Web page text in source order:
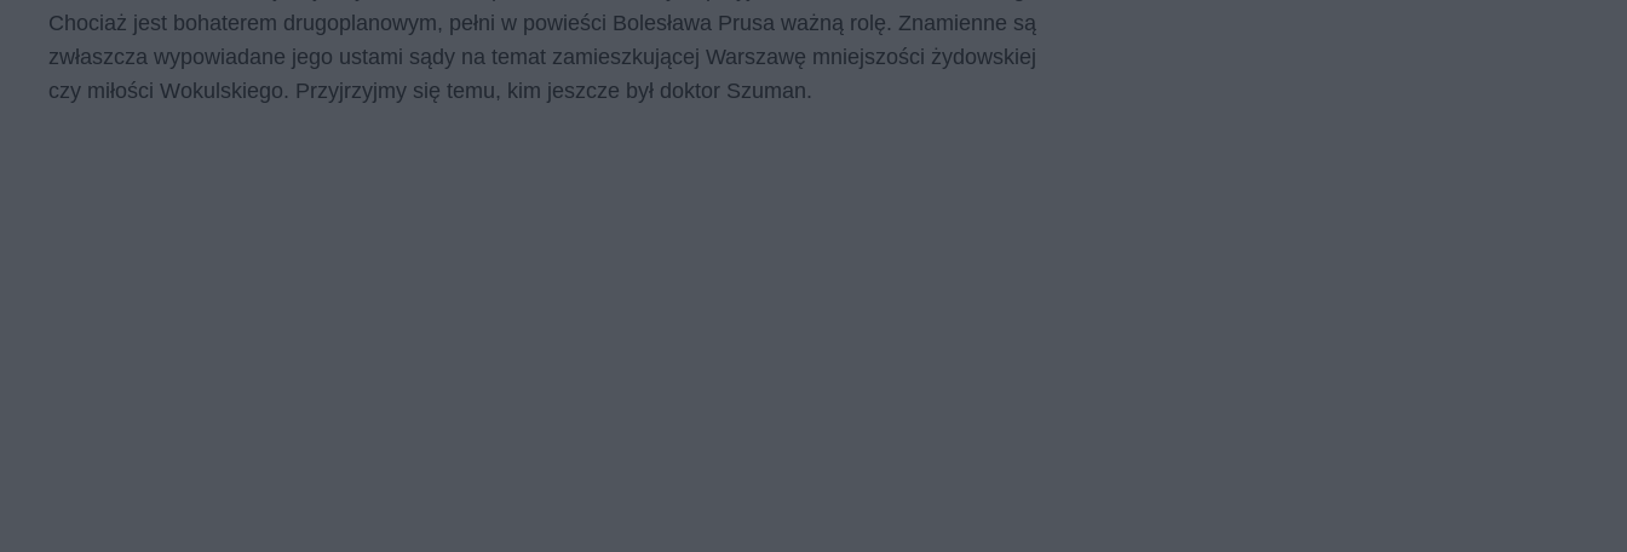
Chociaż jest bohaterem drugoplanowym, pełni w powieści Bolesława Prusa ważną rolę. Znamienne są
zwłaszcza wypowiadane jego ustami sądy na temat zamieszkującej Warszawę mniejszości żydowskiej
czy miłości Wokulskiego. Przyjrzyjmy się temu, kim jeszcze był doktor Szuman.